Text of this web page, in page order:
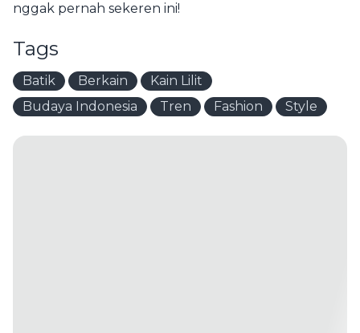
nggak pernah sekeren ini!
Tags
Batik Berkain
Kain Lilit
Budaya Indonesia
Tren Fashion Style